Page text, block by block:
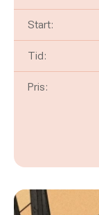
Start:
Tid:
Pris: